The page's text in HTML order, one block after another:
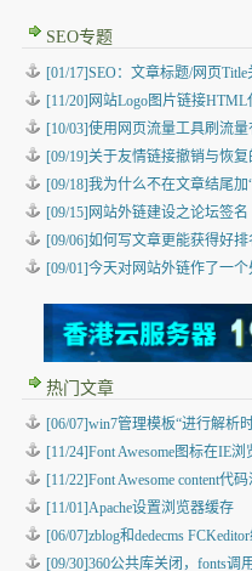
SEO专题
[01/17]SEO：文章标题/网页
[11/20]网站Logo图片链接
[10/03]使用网页流量工具刷流
[09/19]关于友情链接撤销与恢
[09/18]我为什么不在文章结尾加
[09/15]网站外链建设之论坛签名
[09/06]如何写文章更能获得好排
[09/01]今天对网站外链作了一
热门文章
[06/07]win7管理模板“进行解析
[11/24]Font Awesome图标在IE
[11/22]Font Awesome content代
[11/01]Apache设置浏览器缓存
[06/07]zblog和dedecms
[09/30]360公共库关闭，fonts调